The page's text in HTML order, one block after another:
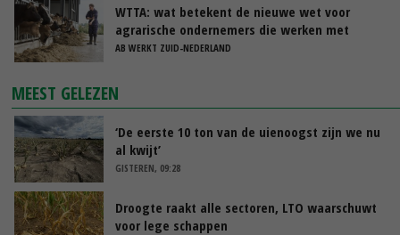
WTTA: wat betekent de nieuwe wet voor
agrarische ondernemers die werken met
uitzendkrachten?
AB WERKT ZUID-NEDERLAND
MEEST GELEZEN
‘De eerste 10 ton van de uienoogst zijn we nu
al kwijt’
GISTEREN, 09:28
Droogte raakt alle sectoren, LTO waarschuwt
voor lege schappen